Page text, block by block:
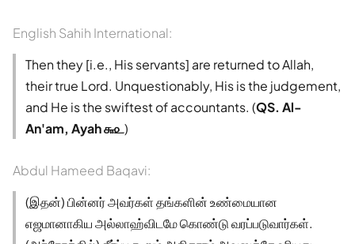
English Sahih International:
Then they [i.e., His servants] are returned to Allah,
their true Lord. Unquestionably, His is the judgement,
and He is the swiftest of accountants. (QS. Al-
An'am, Ayah ௬௨)
Abdul Hameed Baqavi:
(இதன்) பின்னர் அவர்கள் தங்களின் உண்மையான
எஜமானாகிய அல்லாஹ்விடமே கொண்டு வரப்படுவார்கள்.